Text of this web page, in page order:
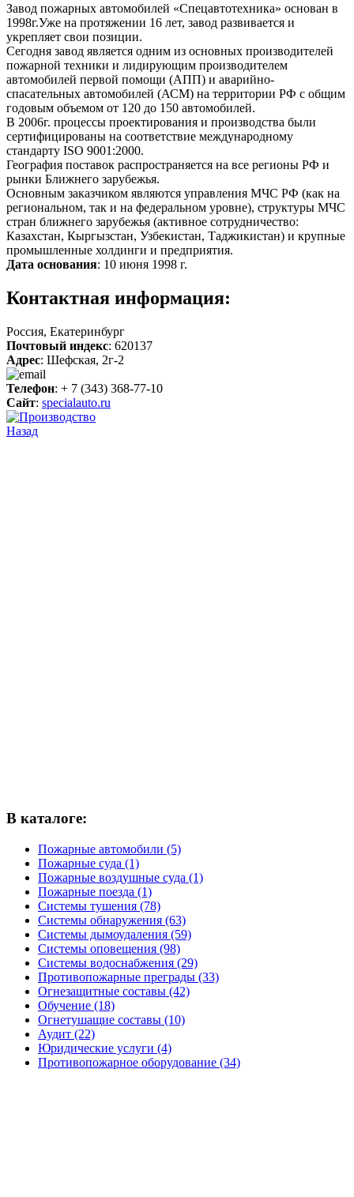
Завод пожарных автомобилей «Спецавтотехника» основан в
1998г.Уже на протяжении 16 лет, завод развивается и
укрепляет свои позиции.
Сегодня завод является одним из основных производителей
пожарной техники и лидирующим производителем
автомобилей первой помощи (АПП) и аварийно-
спасательных автомобилей (АСМ) на территории РФ с общим
годовым объемом от 120 до 150 автомобилей.
В 2006г. процессы проектирования и производства были
сертифицированы на соответствие международному
стандарту ISО 9001:2000.
География поставок распространяется на все регионы РФ и
рынки Ближнего зарубежья.
Основным заказчиком являются управления МЧС РФ (как на
региональном, так и на федеральном уровне), структуры МЧС
стран ближнего зарубежья (активное сотрудничество:
Казахстан, Кыргызстан, Узбекистан, Таджикистан) и крупные
промышленные холдинги и предприятия.
Дата основания: 10 июня 1998 г.
Контактная информация:
Россия, Екатеринбург
Почтовый индекс: 620137
Адрес: Шефская, 2г-2
Телефон: + 7 (343) 368-77-10
Сайт: specialauto.ru
Назад
В каталоге:
Пожарные автомобили (5)
Пожарные суда (1)
Пожарные воздушные суда (1)
Пожарные поезда (1)
Системы тушения (78)
Системы обнаружения (63)
Системы дымоудаления (59)
Системы оповещения (98)
Системы водоснабжения (29)
Противопожарные преграды (33)
Огнезащитные составы (42)
Обучение (18)
Огнетушащие составы (10)
Аудит (22)
Юридические услуги (4)
Противопожарное оборудование (34)